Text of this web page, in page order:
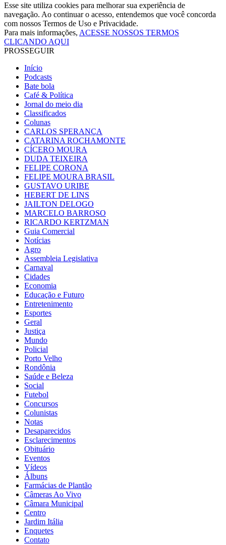
Esse site utiliza cookies para melhorar sua experiência de
navegação. Ao continuar o acesso, entendemos que você concorda
com nossos Termos de Uso e Privacidade.
Para mais informações, ACESSE NOSSOS TERMOS
CLICANDO AQUI
PROSSEGUIR
Início
Podcasts
Bate bola
Café & Política
Jornal do meio dia
Classificados
Colunas
CARLOS SPERANÇA
CATARINA ROCHAMONTE
CÍCERO MOURA
DUDA TEIXEIRA
FELIPE CORONA
FELIPE MOURA BRASIL
GUSTAVO URIBE
HEBERT DE LINS
JAILTON DELOGO
MARCELO BARROSO
RICARDO KERTZMAN
Guia Comercial
Notícias
Agro
Assembleia Legislativa
Carnaval
Cidades
Economia
Educação e Futuro
Entretenimento
Esportes
Geral
Justiça
Mundo
Policial
Porto Velho
Rondônia
Saúde e Beleza
Social
Futebol
Concursos
Colunistas
Notas
Desaparecidos
Esclarecimentos
Obituário
Eventos
Vídeos
Álbuns
Farmácias de Plantão
Câmeras Ao Vivo
Câmara Municipal
Centro
Jardim Itália
Enquetes
Contato